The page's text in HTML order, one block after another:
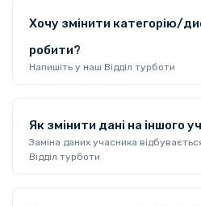
Хочу змінити категорію/
робити?
Напишіть у наш Відділ турботи
Як змінити дані на іншого
Заміна даних учасника
Відділ турботи